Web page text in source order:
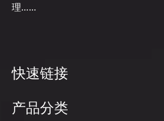
理……
快速链接
产品分类